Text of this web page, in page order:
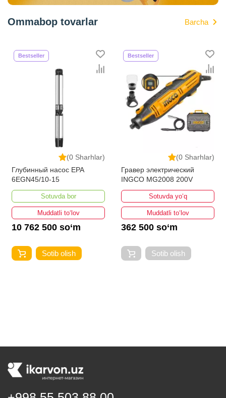
Ommabop tovarlar Barcha
(0 Sharhlar)
Bestseller
Глубинный насос EPA
6EGN45/10-15
Sotuvda bor
Muddatli to‘lov
10 762 500 so‘m
Sotib olish
(0 Sharhlar)
Bestseller
Гравер электрический
INGCO MG2008 200V
Sotuvda yo‘q
Muddatli to‘lov
362 500 so‘m
Sotib olish